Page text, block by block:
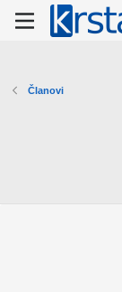
Članovi